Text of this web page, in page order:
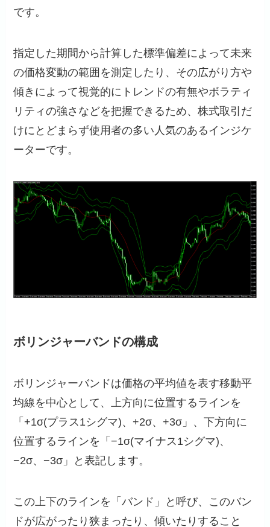
です。
指定した期間から計算した標準偏差によって未来
の価格変動の範囲を測定したり、その広がり方や
傾きによって視覚的にトレンドの有無やボラティ
リティの強さなどを把握できるため、株式取引だ
けにとどまらず使用者の多い人気のあるインジケ
ーターです。
ボリンジャーバンドの構成
ボリンジャーバンドは価格の平均値を表す移動平
均線を中心として、上方向に位置するラインを
「+1σ(プラス1シグマ)、+2σ、+3σ」、下方向に
位置するラインを「−1σ(マイナス1シグマ)、
−2σ、−3σ」と表記します。
この上下のラインを「バンド」と呼び、このバン
ドが広がったり狭まったり、傾いたりすること